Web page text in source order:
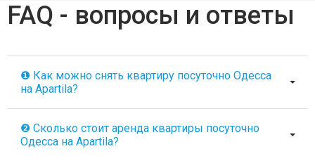
FAQ - вопросы и ответы
❶ Как можно снять квартиру посуточно Одесса
на Apartila?
❷ Сколько стоит аренда квартиры посуточно
Одесса на Apartila?